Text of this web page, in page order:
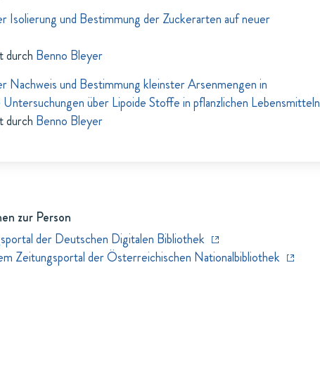
Isolierung und Bestimmung der Zuckerarten auf neuer
durch Benno Bleyer
Nachweis und Bestimmung kleinster Arsenmengen in
über Lipoide Stoffe in pflanzlichen Lebensmitteln
durch Benno Bleyer
zur Person
der Deutschen Digitalen Bibliothek
Zeitungsportal der Österreichischen Nationalbibliothek